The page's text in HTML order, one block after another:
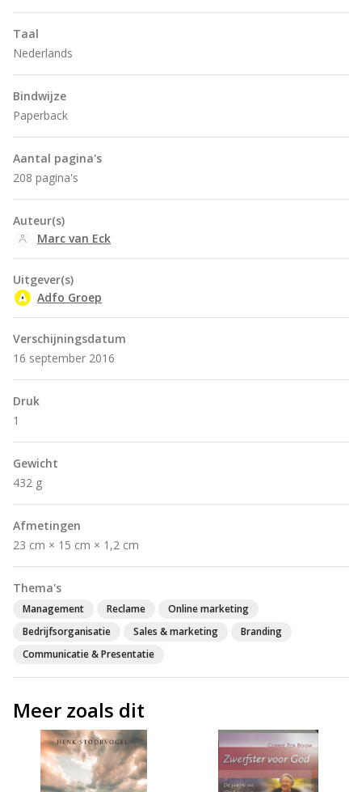
Taal
Nederlands
Bindwijze
Paperback
Aantal pagina's
208 pagina's
Auteur(s)
Marc van Eck
Uitgever(s)
Adfo Groep
Verschijningsdatum
16 september 2016
Druk
1
Gewicht
432 g
Afmetingen
23 cm × 15 cm × 1,2 cm
Thema's
Management Reclame
Online marketing
Bedrijfsorganisatie
Sales & marketing
Branding
Communicatie & Presentatie
Meer zoals dit